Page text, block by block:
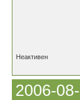
Неактивен
2006-